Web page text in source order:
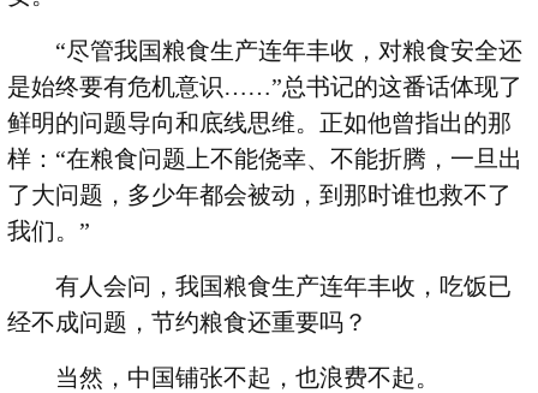
“尽管我国粮食生产连年丰收，对粮食安全还
是始终要有危机意识……”总书记的这番话体现了
鲜明的问题导向和底线思维。正如他曾指出的那
样： “在粮食问题上不能侥幸、不能折腾，一旦出
了大问题，多少年都会被动，到那时谁也救不了
我们。 ”
有人会问，我国粮食生产连年丰收，吃饭已
经不成问题，节约粮食还重要吗？
当然，中国铺张不起，也浪费不起。